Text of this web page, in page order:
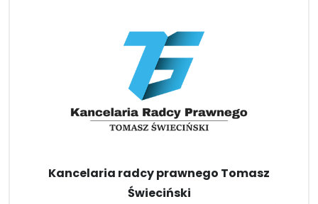
Kancelaria radcy prawnego Tomasz
Świeciński